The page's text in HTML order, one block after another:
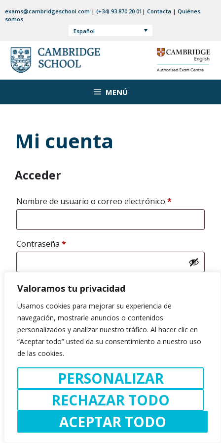
Valoramos tu privacidad
Usamos cookies para mejorar su experiencia de
navegación, mostrarle anuncios o contenidos
personalizados y analizar nuestro tráfico. Al hacer clic en
“Aceptar todo” usted da su consentimiento a nuestro uso
de las cookies.
PERSONALIZAR
RECHAZAR TODO
ACEPTAR TODO
al
exams@cambridgeschool.com | (+34) 93 870 20 01 | Contacta | Quiénes
somos
Español
MENÚ
Mi cuenta
Acceder
Nombre de usuario o correo electrónico *Obligatorio
Contraseña *Obligatorio
Recuérdame
ACCESO
¿Olvidaste la contraseña?